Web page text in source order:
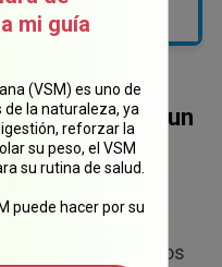
un infarto o un
saber cómo
una vida. El
a los servicios
mi guía
(VSM) es uno de
la naturaleza, ya
reforzar la
su peso, el VSM
su rutina de salud.
puede hacer por su